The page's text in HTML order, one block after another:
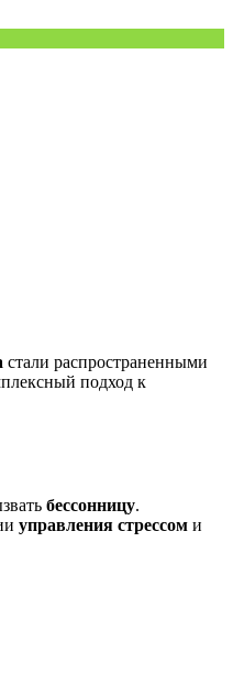
стали распространенными
подход к
бессонницу.
управления стрессом и